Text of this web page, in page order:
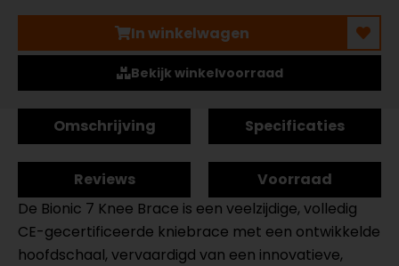
In winkelwagen
Bekijk winkelvoorraad
Omschrijving Specificaties
Reviews
Voorraad
De Bionic 7 Knee Brace is een veelzijdige, volledig
CE-gecertificeerde kniebrace met een ontwikkelde
hoofdschaal, vervaardigd van een innovatieve,